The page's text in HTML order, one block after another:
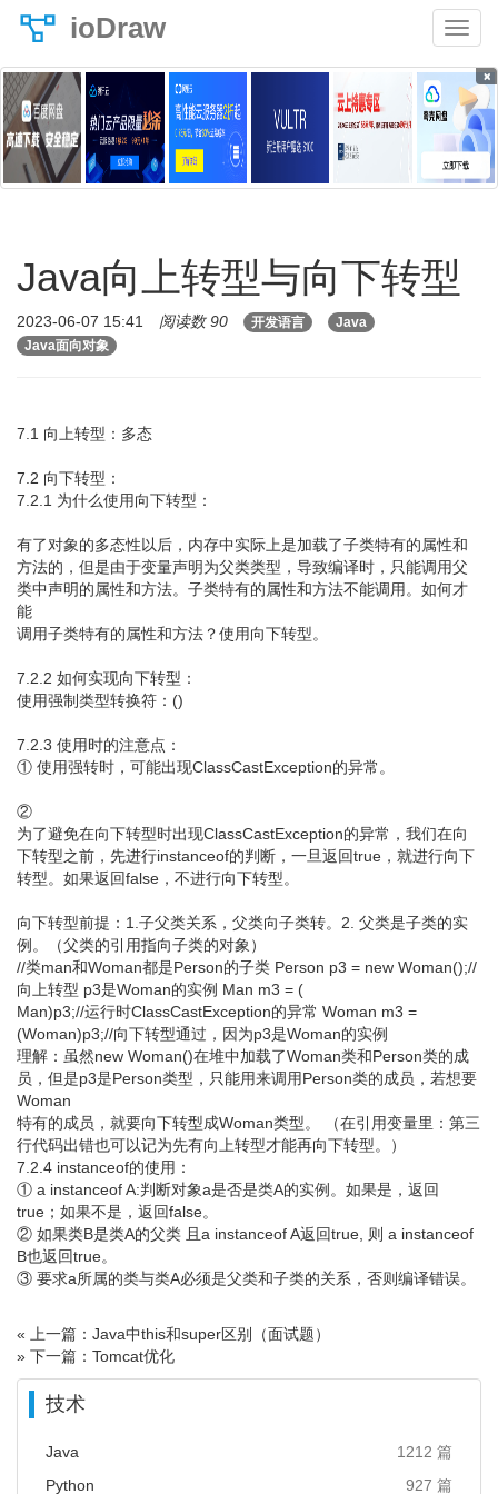
ioDraw
×
Java向上转型与向下转型
2023-06-07 15:41 阅读数 90 开发语言
Java
Java面向对象
7.1 向上转型：多态
7.2 向下转型：
7.2.1 为什么使用向下转型：
有了对象的多态性以后，内存中实际上是加载了子类特有的属性和
方法的，但是由于变量声明为父类类型，导致编译时，只能调用父
类中声明的属性和方法。子类特有的属性和方法不能调用。如何才
能
调用子类特有的属性和方法？使用向下转型。
7.2.2 如何实现向下转型：
使用强制类型转换符：()
7.2.3 使用时的注意点：
① 使用强转时，可能出现ClassCastException的异常。
②
为了避免在向下转型时出现ClassCastException的异常，我们在向
下转型之前，先进行instanceof的判断，一旦返回true，就进行向下
转型。如果返回false，不进行向下转型。
向下转型前提：1.子父类关系，父类向子类转。2. 父类是子类的实
例。（父类的引用指向子类的对象）
//类man和Woman都是Person的子类 Person p3 = new Woman();//
向上转型 p3是Woman的实例 Man m3 = (
Man)p3;//运行时ClassCastException的异常 Woman m3 =
(Woman)p3;//向下转型通过，因为p3是Woman的实例
理解：虽然new Woman()在堆中加载了Woman类和Person类的成
员，但是p3是Person类型，只能用来调用Person类的成员，若想要
Woman
特有的成员，就要向下转型成Woman类型。 （在引用变量里：第三
行代码出错也可以记为先有向上转型才能再向下转型。）
7.2.4 instanceof的使用：
① a instanceof A:判断对象a是否是类A的实例。如果是，返回
true；如果不是，返回false。
② 如果类B是类A的父类 且a instanceof A返回true, 则 a instanceof
B也返回true。
③ 要求a所属的类与类A必须是父类和子类的关系，否则编译错误。
« 上一篇：Java中this和super区别（面试题）
» 下一篇：Tomcat优化
技术
Java
1212 篇
Python
927 篇